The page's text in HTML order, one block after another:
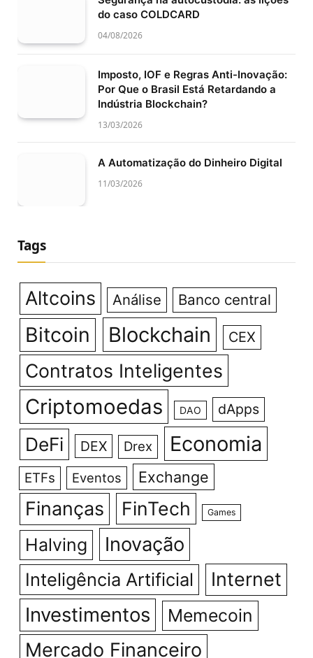
do caso COLDCARD
04/08/2026
Imposto, IOF e Regras Anti-Inovação:
Por Que o Brasil Está Retardando a
Indústria Blockchain?
13/03/2026
A Automatização do Dinheiro Digital
11/03/2026
Tags
Altcoins Análise Banco central
Bitcoin Blockchain CEX
Contratos Inteligentes
Criptomoedas DAO dApps
DeFi DEX Drex Economia
ETFs Eventos Exchange
Finanças FinTech Games
Halving Inovação
Inteligência Artificial Internet
Investimentos Memecoin
Mercado Financeiro